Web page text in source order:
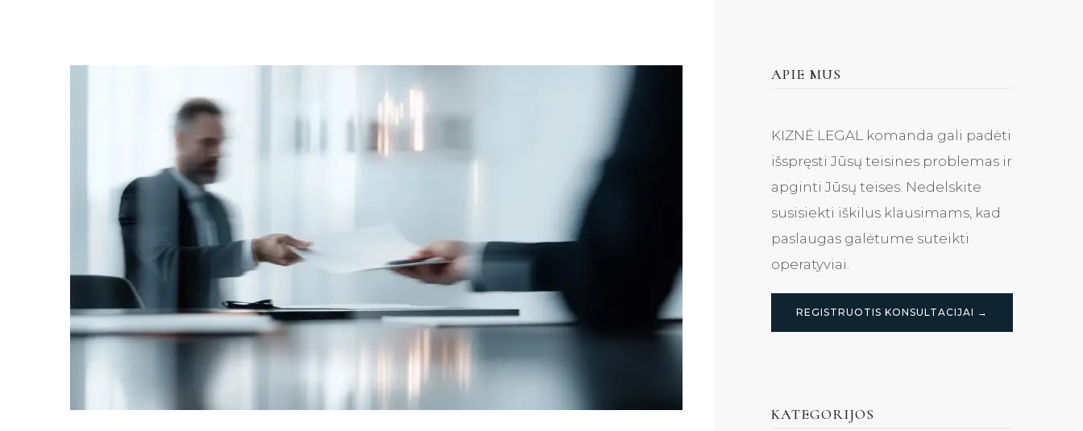
APIE MUS
KIZNĖ LEGAL komanda gali padėti
išspręsti Jūsų teisines problemas ir
apginti Jūsų teises. Nedelskite
susisiekti iškilus klausimams, kad
paslaugas galėtume suteikti
operatyviai.
REGISTRUOTIS KONSULTACIJAI →
KATEGORIJOS